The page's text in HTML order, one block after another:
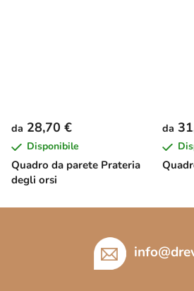
Quadro da parete Prateria
degli orsi
da 28,70 €
Disponibile
da
info@